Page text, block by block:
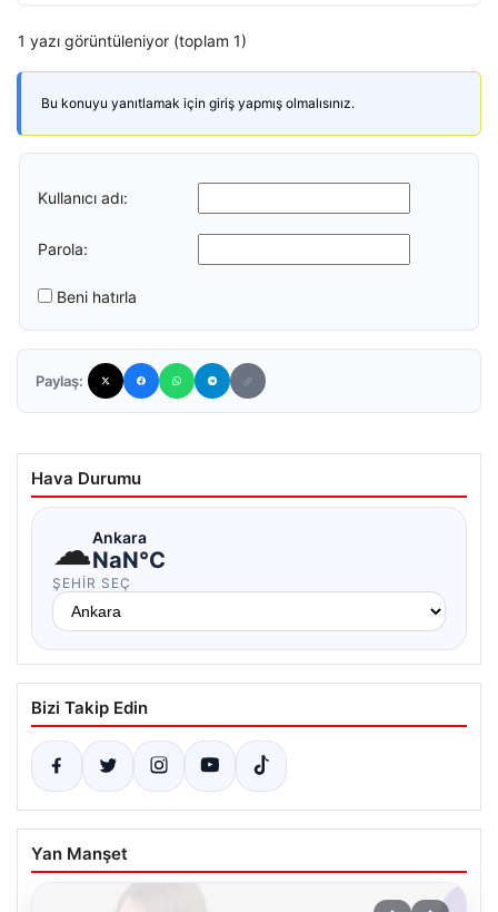
1 yazı görüntüleniyor (toplam 1)
Bu konuyu yanıtlamak için giriş yapmış olmalısınız.
Kullanıcı adı:
Parola:
Beni hatırla
Paylaş:
Hava Durumu
☁Ankara
NaN°C
ŞEHIR SEÇ
Bizi Takip Edin
Yan Manşet